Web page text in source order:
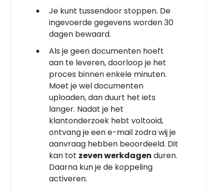
Je kunt tussendoor stoppen. De
ingevoerde gegevens worden 30
dagen bewaard.
Als je geen documenten hoeft
aan te leveren, doorloop je het
proces binnen enkele minuten.
Moet je wel documenten
uploaden, dan duurt het iets
langer. Nadat je het
klantonderzoek hebt voltooid,
ontvang je een e-mail zodra wij je
aanvraag hebben beoordeeld. Dit
kan tot zeven werkdagen duren.
Daarna kun je de koppeling
activeren.